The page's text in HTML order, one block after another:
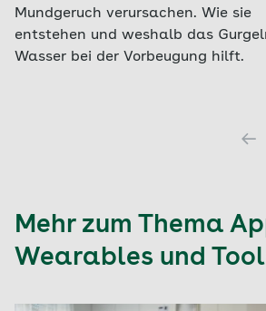
Mundgeruch verursachen. Wie sie
entstehen und weshalb das
Wasser bei der Vorbeugung hilft.
Mehr zum Thema
Wearables und